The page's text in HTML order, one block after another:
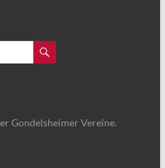
Gondelsheimer Vereine.